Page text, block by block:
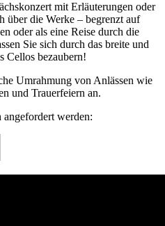
mit Erläuterungen oder
über die Werke – begrenzt auf
oder als eine Reise durch die
Sie sich durch das breite und
Cellos bezaubern!
Umrahmung von Anlässen wie
und Trauerfeiern an.
werden: